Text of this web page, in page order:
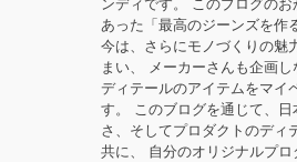
ンディです。 このブログの
あった「最高のジーンズを作
今は、さらにモノづくりの魅
まい、 メーカーさんも企画
ディテールのアイテムをマイ
す。 このブログを通じて、
さ、そしてプロダクトのディ
共に、 自分のオリジナルプロ